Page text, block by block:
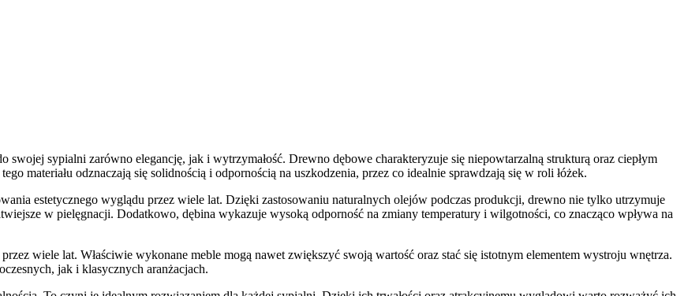
swojej sypialni zarówno elegancję, jak i wytrzymałość. Drewno dębowe charakteryzuje się niepowtarzalną strukturą oraz ciepłym
materiału odznaczają się solidnością i odpornością na uszkodzenia, przez co idealnie sprawdzają się w roli łóżek.
estetycznego wyglądu przez wiele lat. Dzięki zastosowaniu naturalnych olejów podczas produkcji, drewno nie tylko utrzymuje
w pielęgnacji. Dodatkowo, dębina wykazuje wysoką odporność na zmiany temperatury i wilgotności, co znacząco wpływa na
wiele lat. Właściwie wykonane meble mogą nawet zwiększyć swoją wartość oraz stać się istotnym elementem wystroju wnętrza.
jak i klasycznych aranżacjach.